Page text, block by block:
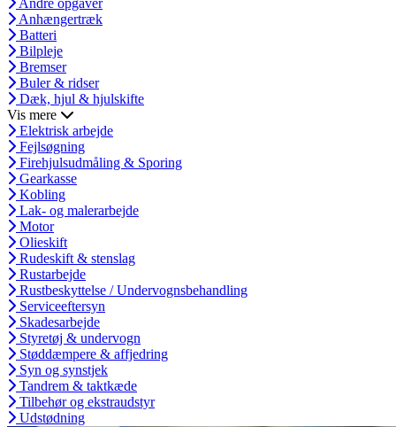
Andre opgaver
Anhængertræk
Batteri
Bilpleje
Bremser
Buler & ridser
Dæk, hjul & hjulskifte
Vis mere
Elektrisk arbejde
Fejlsøgning
Firehjulsudmåling & Sporing
Gearkasse
Kobling
Lak- og malerarbejde
Motor
Olieskift
Rudeskift & stenslag
Rustarbejde
Rustbeskyttelse / Undervognsbehandling
Serviceeftersyn
Skadesarbejde
Styretøj & undervogn
Støddæmpere & affjedring
Syn og synstjek
Tandrem & taktkæde
Tilbehør og ekstraudstyr
Udstødning